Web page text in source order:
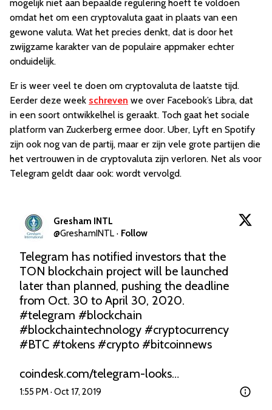
mogelijk niet aan bepaalde regulering hoeft te voldoen
omdat het om een cryptovaluta gaat in plaats van een
gewone valuta. Wat het precies denkt, dat is door het
zwijgzame karakter van de populaire appmaker echter
onduidelijk.
Er is weer veel te doen om cryptovaluta de laatste tijd.
Eerder deze week schreven we over Facebook’s Libra, dat
in een soort ontwikkelhel is geraakt. Toch gaat het sociale
platform van Zuckerberg ermee door. Uber, Lyft en Spotify
zijn ook nog van de partij, maar er zijn vele grote partijen die
het vertrouwen in de cryptovaluta zijn verloren. Net als voor
Telegram geldt daar ook: wordt vervolgd.
Gresham INTL
@GreshamINTL · Follow
Telegram has notified investors that the
TON blockchain project will be launched
later than planned, pushing the deadline
#telegram #blockchain
#blockchaintechnology #cryptocurrency
#BTC #tokens #crypto #bitcoinnews
coindesk.com/telegram-looks…
1:55 PM · Oct 17, 2019